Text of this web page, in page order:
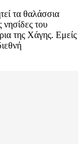
τα θαλάσσια
νησίδες του
της Χάγης. Εμείς